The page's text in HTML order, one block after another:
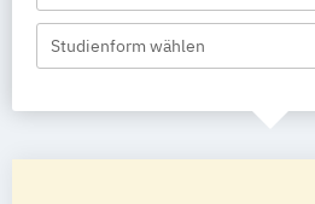
Studienform wählen